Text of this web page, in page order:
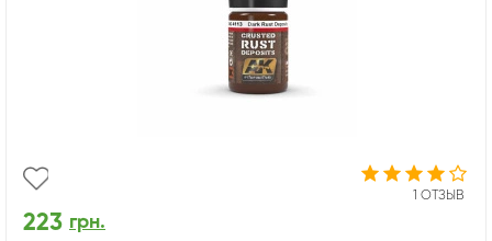
1 ОТЗЫВ
223 грн.